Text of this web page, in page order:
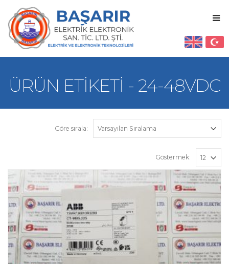
ÜRÜN ETIKETI - 24-48VDC
Göre sırala:
Göstermek: